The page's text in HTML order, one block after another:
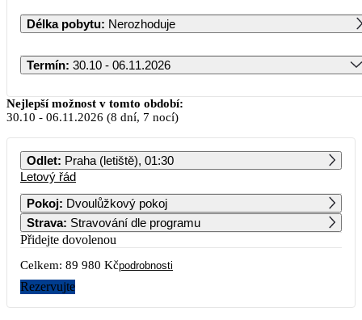
Délka pobytu: Nerozhoduje
Termín: 30.10 - 06.11.2026
Říjen 2026
PO ÚT ST ČT PÁ SO NE
5 6 7 8
12 13 14
19 20 21 22 23 24 25
Nejlepší možnost v tomto období:
30.10 - 06.11.2026 (8 dní, 7 nocí)
Odlet: Praha (letiště), 01:30
Letový řád
Pokoj: Dvoulůžkový pokoj
Strava: Stravování dle programu
Přidejte dovolenou
Celkem: 89 980 Kčpodrobnosti
Rezervujte